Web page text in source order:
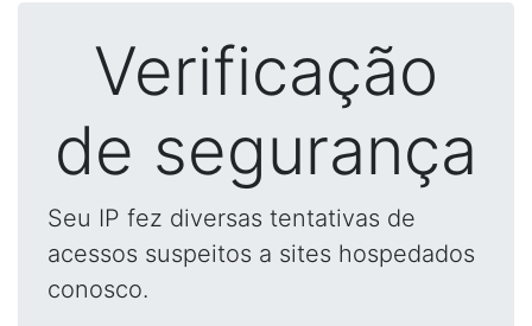
Verificação
de segurança
Seu IP fez diversas tentativas de
acessos suspeitos a sites hospedados
conosco.